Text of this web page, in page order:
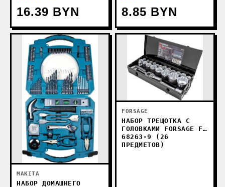
16.39 BYN 8.85 BYN
MAKITA
НАБОР ДОМАШНЕГО
FORSAGE
НАБОР ТРЕЩОТКА С
ГОЛОВКАМИ FORSAGE F-
68263-9 (26
ПРЕДМЕТОВ)